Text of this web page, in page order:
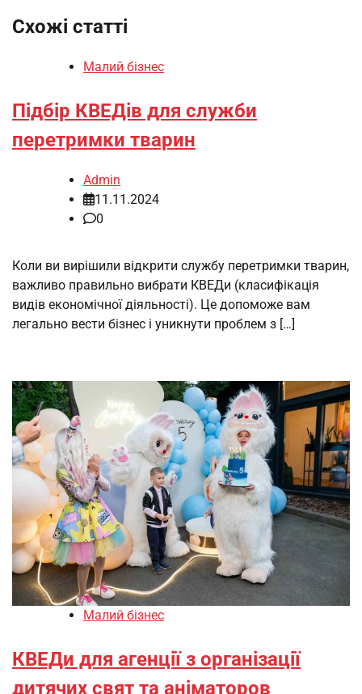
Схожі статті
Малий бізнес
Підбір КВЕДів для служби
перетримки тварин
Admin
11.11.2024
0
Коли ви вирішили відкрити службу перетримки тварин,
важливо правильно вибрати КВЕДи (класифікація
видів економічної діяльності). Це допоможе вам
легально вести бізнес і уникнути проблем з […]
Малий бізнес
КВЕДи для агенції з організації
дитячих свят та аніматоров